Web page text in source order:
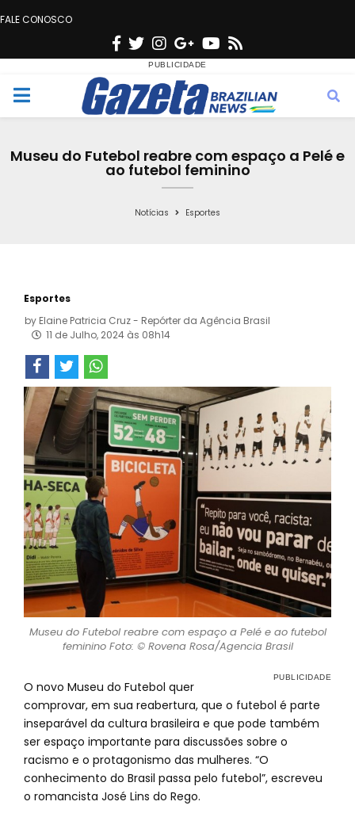
FALE CONOSCO
F
c
e
o
T
w
i
t
e
n
s
t
g
r
a
G
o
o
g
e
Y
u
t
b
s
M
Museu do Futebol reabre com espaço a Pelé e
ao futebol feminino
Notícias Esportes
Esportes
by Elaine Patricia Cruz - Repórter da Agência Brasil
11 de Julho, 2024 às 08h14
Museu do Futebol reabre com espaço a Pelé e ao futebol
feminino Foto: © Rovena Rosa/Agencia Brasil
O novo Museu do Futebol quer
comprovar, em sua reabertura, que o futebol é parte
inseparável da cultura brasileira e que pode também
ser espaço importante para discussões sobre o
racismo e o protagonismo das mulheres. “O
conhecimento do Brasil passa pelo futebol”, escreveu
o romancista José Lins do Rego.